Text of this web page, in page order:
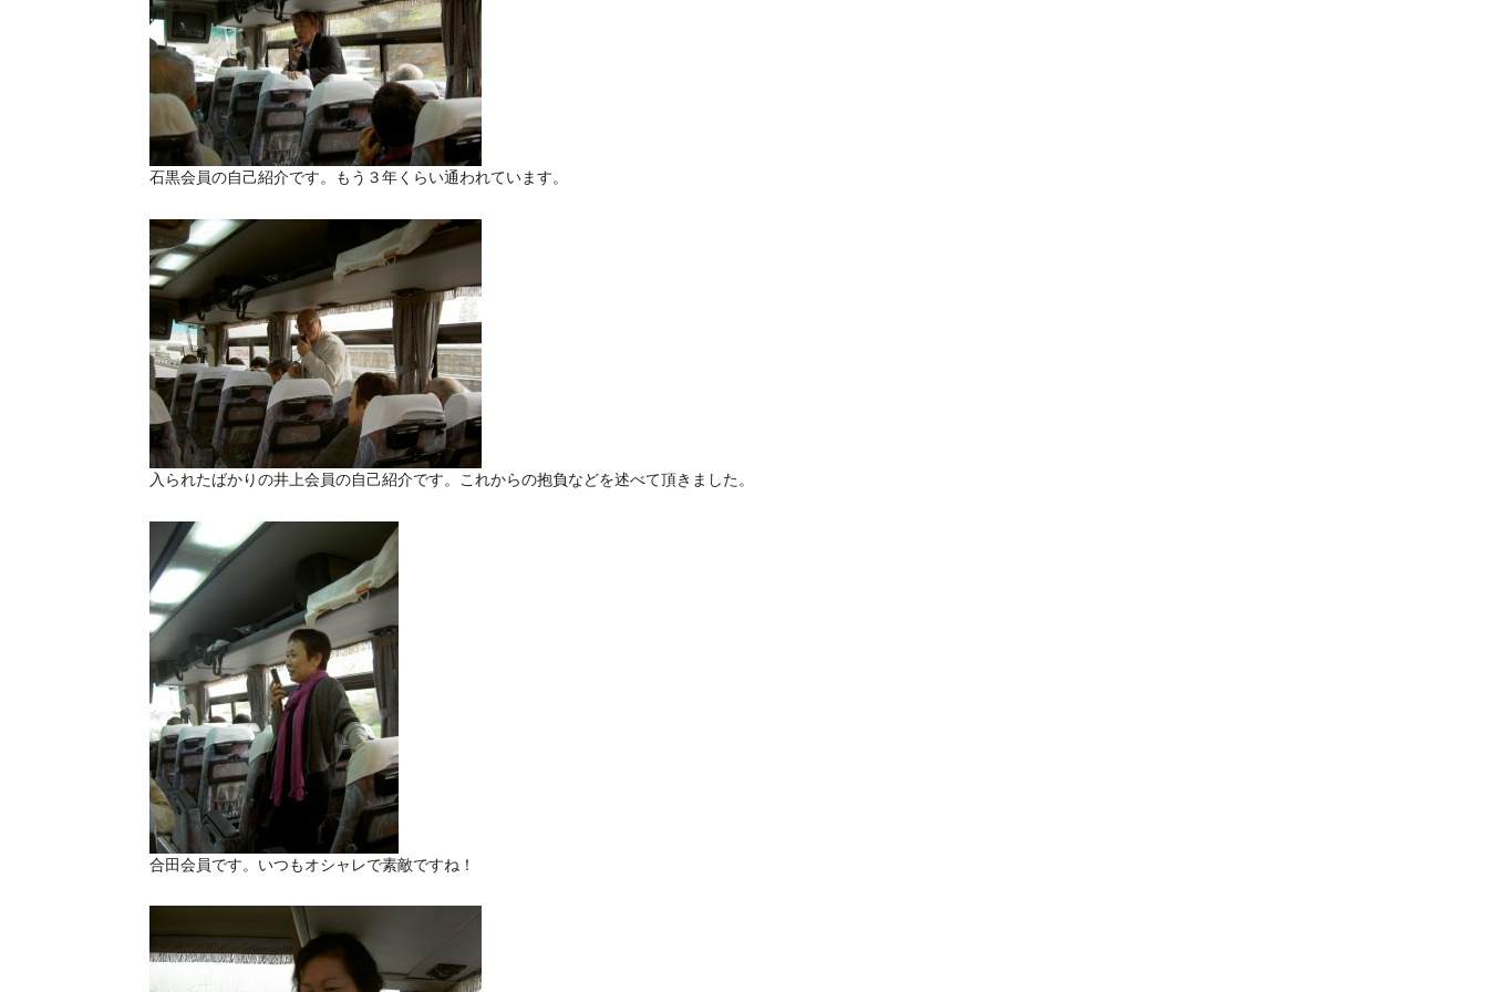
石黒会員の自己紹介です。もう３年くらい通われています。
入られたばかりの井上会員の自己紹介です。これからの抱負などを述べて頂きました。
合田会員です。いつもオシャレで素敵ですね！